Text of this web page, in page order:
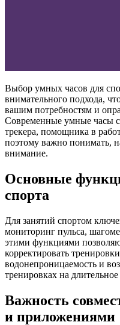
Выбор умных часов для
внимательного подхода,
вашим потребностям и
Современные умные часы
трекера, помощника в
поэтому важно понимать,
внимание.
Основные
спорта
Для занятий спортом
мониторинг пульса,
этими функциями
корректировать
водонепроницаемость и
тренировках на
Важность
и приложениями